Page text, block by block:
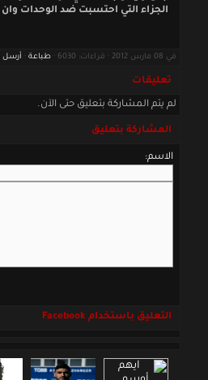
الجزاء التي احتسبت ضد الوحدات وان
في 08 مارس 2012 · قراءات: 6030 · طباعة أرسل
تعليقات
لم يتم المشاركة بتعليق حتى الآن.
المشاركة بتعليق
الاسم:
التعليق باستخدام Facebook